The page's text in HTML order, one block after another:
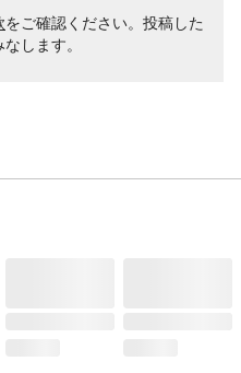
をご確認ください。投稿した
します。